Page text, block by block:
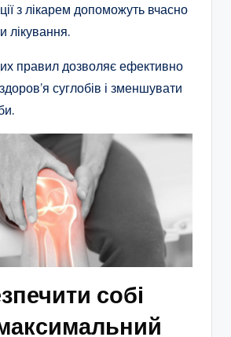
з лікарем допоможуть вчасно
лікування.
правил дозволяє ефективно
суглобів і зменшувати
собі